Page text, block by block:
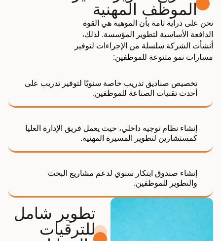
الموظف المهنية
نحن على دراية تامة بأن الموهبة هي القوة
الدافعة الأساسية لتطوير المؤسسة. لذلك،
أنشأت الشركة سلسلة من الإجراءات لتوفير
مسارات نمو متنوعة للموظفين:
تخصيص صناديق تدريب خاصة سنويًا لتوفير تدريب على
أحدث تقنيات الصناعة للموظفين.
إنشاء نظام توجيه داخلي، حيث يعمل فريق الإدارة العليا
كمستشارين لتطوير المسيرة المهنية.
إنشاء صندوق ابتكار سنوي لدعم مشاريع البحث
والتطوير للموظفين.
تطوير شامل
للترقيات